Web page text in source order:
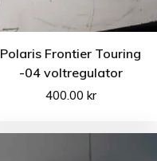
Polaris Frontier Touring
-04 voltregulator
400.00 kr